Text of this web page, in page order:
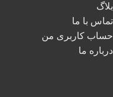
بلاگ
تماس با ما
حساب کاربری من
درباره ما